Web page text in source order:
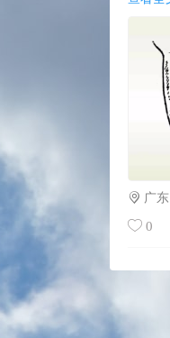
l
当我
邪交
位的
另一
可能
注意
广东
0